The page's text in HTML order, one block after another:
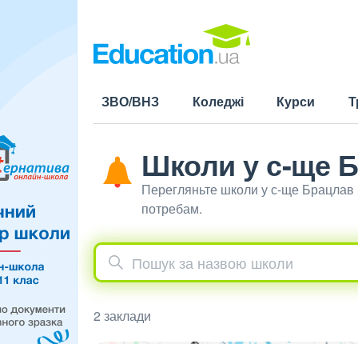
ЗВО/ВНЗ Коледжі Курси
Школи у с-ще
Перегляньте школи у с-ще Брацлав
потребам.
2 заклади